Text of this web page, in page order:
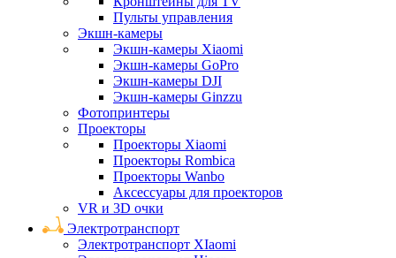
Пульты управления
Экшн-камеры
Экшн-камеры Xiaomi
Экшн-камеры GoPro
Экшн-камеры DJI
Экшн-камеры Ginzzu
Фотопринтеры
Проекторы
Проекторы Xiaomi
Проекторы Rombica
Проекторы Wanbo
Аксессуары для проекторов
VR и 3D очки
Электротранспорт
Электротранспорт XIaomi